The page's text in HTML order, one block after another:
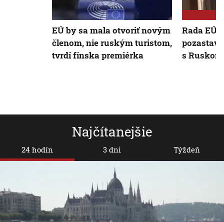
Najčítanejšie
24 hodín 3 dni Týždeň
EÚ by sa mala otvoriť novým
členom, nie ruským turistom,
tvrdí fínska premiérka
Rada EÚ
s Ruskom